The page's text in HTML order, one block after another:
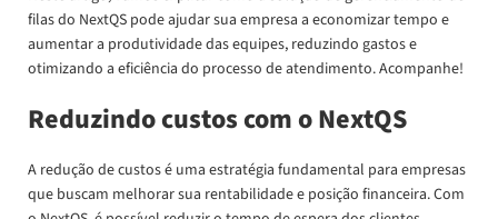
filas do NextQS pode ajudar sua empresa a economizar tempo e
aumentar a produtividade das equipes, reduzindo gastos e
otimizando a eficiência do processo de atendimento. Acompanhe!
Reduzindo custos com o NextQS
A redução de custos é uma estratégia fundamental para empresas
que buscam melhorar sua rentabilidade e posição financeira. Com